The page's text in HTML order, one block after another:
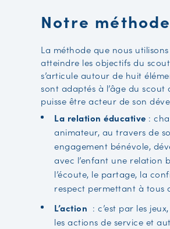
Notre méthode
La méthode que nous
atteindre les objectifs du
s’articule autour de huit
sont adaptés à l’âge du scout
puisse être acteur de son
La relation éducative :
animateur, au travers de
engagement bénévole,
avec l’enfant une relation
l’écoute, le partage, la
respect permettant à tous
L’action : c’est par les
les actions de service et